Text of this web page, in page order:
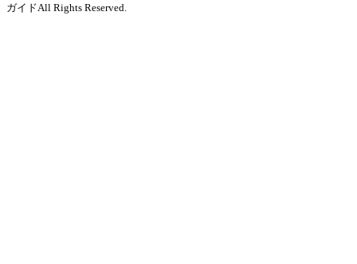
ガイドAll Rights Reserved.